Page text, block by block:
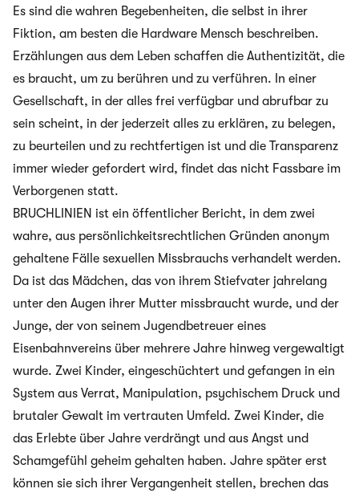
Es sind die wahren Begebenheiten, die selbst in ihrer
Fiktion, am besten die Hardware Mensch beschreiben.
Erzählungen aus dem Leben schaffen die Authentizität, die
es braucht, um zu berühren und zu verführen. In einer
Gesellschaft, in der alles frei verfügbar und abrufbar zu
sein scheint, in der jederzeit alles zu erklären, zu belegen,
zu beurteilen und zu rechtfertigen ist und die Transparenz
immer wieder gefordert wird, findet das nicht Fassbare im
Verborgenen statt.
BRUCHLINIEN ist ein öffentlicher Bericht, in dem zwei
wahre, aus persönlichkeitsrechtlichen Gründen anonym
gehaltene Fälle sexuellen Missbrauchs verhandelt werden.
Da ist das Mädchen, das von ihrem Stiefvater jahrelang
unter den Augen ihrer Mutter missbraucht wurde, und der
Junge, der von seinem Jugendbetreuer eines
Eisenbahnvereins über mehrere Jahre hinweg vergewaltigt
wurde. Zwei Kinder, eingeschüchtert und gefangen in ein
System aus Verrat, Manipulation, psychischem Druck und
brutaler Gewalt im vertrauten Umfeld. Zwei Kinder, die
das Erlebte über Jahre verdrängt und aus Angst und
Schamgefühl geheim gehalten haben. Jahre später erst
können sie sich ihrer Vergangenheit stellen, brechen das